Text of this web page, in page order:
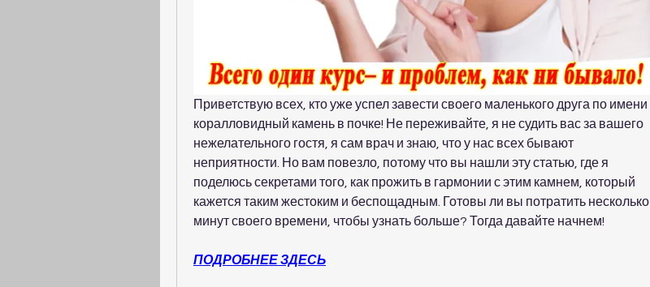
Приветствую всех, кто уже успел завести своего маленького друга по имени
коралловидный камень в почке! Не переживайте, я не судить вас за вашего
нежелательного гостя, я сам врач и знаю, что у нас всех бывают
неприятности. Но вам повезло, потому что вы нашли эту статью, где я
поделюсь секретами того, как прожить в гармонии с этим камнем, который
кажется таким жестоким и беспощадным. Готовы ли вы потратить несколько
минут своего времени, чтобы узнать больше? Тогда давайте начнем!
ПОДРОБНЕЕ ЗДЕСЬ